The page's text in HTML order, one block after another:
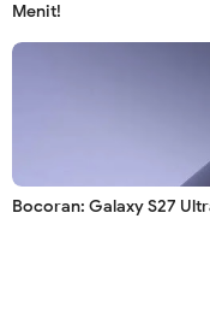
Menit!
Bocoran: Galaxy S27